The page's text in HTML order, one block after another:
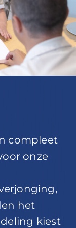
compleet
onze
het
kiest